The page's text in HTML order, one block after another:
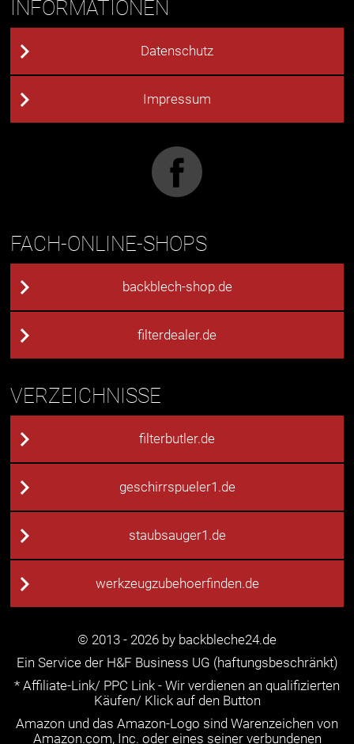
INFORMATIONEN
Datenschutz
Impressum
FACH-ONLINE-SHOPS
backblech-shop.de
filterdealer.de
VERZEICHNISSE
filterbutler.de
geschirrspueler1.de
staubsauger1.de
werkzeugzubehoerfinden.de
© 2013 - 2026 by backbleche24.de
Ein Service der H&F Business UG (haftungsbeschränkt)
* Affiliate-Link/ PPC Link - Wir verdienen an qualifizierten
Käufen/ Klick auf den Button
Amazon und das Amazon-Logo sind Warenzeichen von
Amazon.com, Inc. oder eines seiner verbundenen